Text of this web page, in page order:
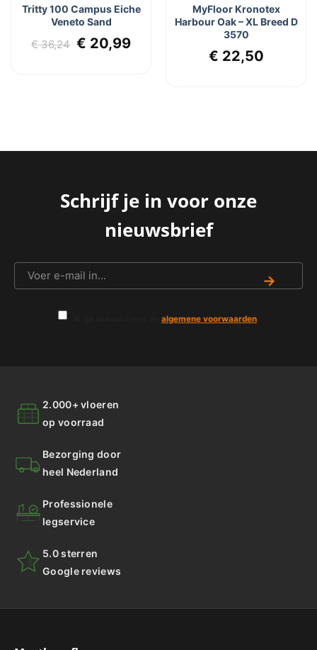
Tritty 100 Campus Eiche
Veneto Sand
€36,24 Oorspronkelijke
€ 20,99Huidige
MyFloor Kronotex
Harbour Oak – XL Breed D
3570
€ 22,50
Schrijf je in voor onze
nieuwsbrief
→
algemene voorwaarden
2.000+ vloeren
op voorraad
Bezorging door
heel Nederland
Professionele
legservice
5.0 sterren
Google reviews